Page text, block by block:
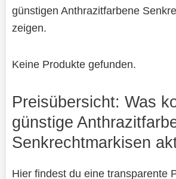
günstigen Anthrazitfarbene
zeigen.
Keine Produkte gefunden.
Preisübersicht: Was
günstige
Senkrechtmarkisen
Hier findest du eine transparente